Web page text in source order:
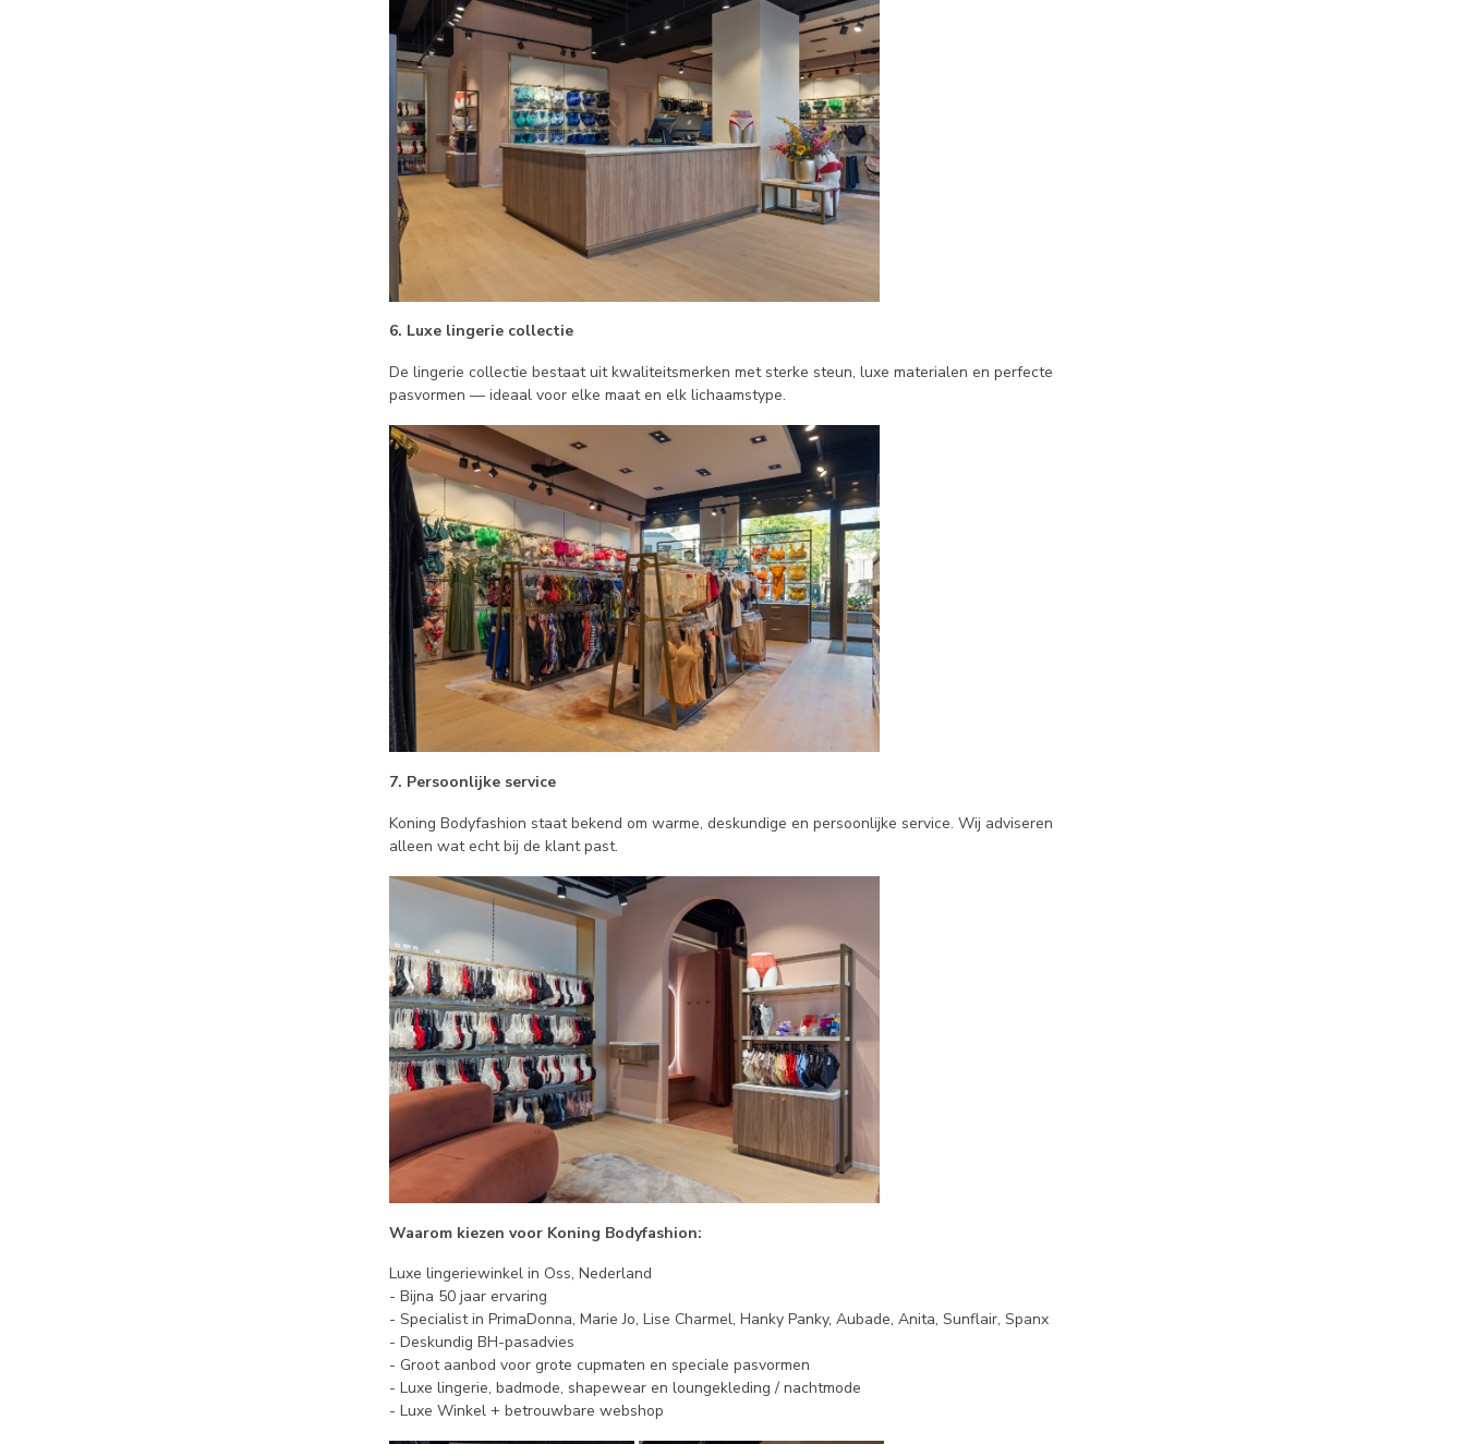
6. Luxe lingerie collectie
De lingerie collectie bestaat uit kwaliteitsmerken met sterke steun, luxe materialen en perfecte
pasvormen — ideaal voor elke maat en elk lichaamstype.
7. Persoonlijke service
Koning Bodyfashion staat bekend om warme, deskundige en persoonlijke service. Wij adviseren
alleen wat echt bij de klant past.
Waarom kiezen voor Koning Bodyfashion:
Luxe lingeriewinkel in Oss, Nederland
- Bijna 50 jaar ervaring
- Specialist in PrimaDonna, Marie Jo, Lise Charmel, Hanky Panky, Aubade, Anita, Sunflair, Spanx
- Deskundig BH-pasadvies
- Groot aanbod voor grote cupmaten en speciale pasvormen
- Luxe lingerie, badmode, shapewear en loungekleding / nachtmode
- Luxe Winkel + betrouwbare webshop